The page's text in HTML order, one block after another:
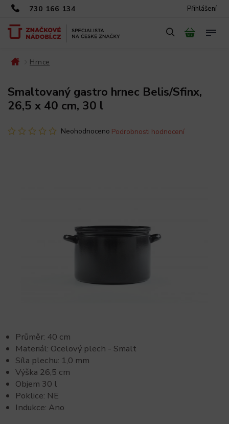
730 166 134 Přihlášení
Hrnce
Smaltovaný gastro hrnec Belis/Sfinx,
26,5 x 40 cm, 30 l
Neohodnoceno Podrobnosti hodnocení
Průměr: 40 cm
Materiál: Ocelový plech - Smalt
Síla plechu: 1,0 mm
Výška 26,5 cm
Objem 30 l
Poklice: NE
Indukce: Ano